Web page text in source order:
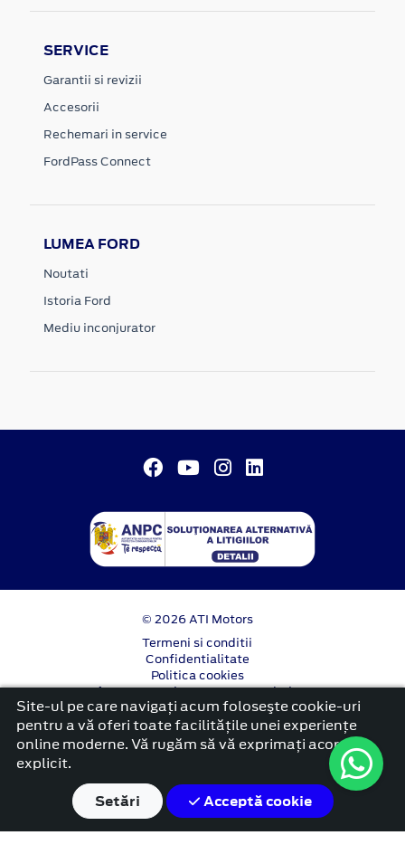
SERVICE
Garantii si revizii
Accesorii
Rechemari in service
FordPass Connect
LUMEA FORD
Noutati
Istoria Ford
Mediu inconjurator
© 2026 ATI Motors
Termeni si conditii
Confidentialitate
Politica cookies
Anunț începere proiect ”PNRR. Fonduri pentru
România modernă și reformată”.
platformă dezvoltată de Workleto
Site-ul pe care navigați acum foloseşte cookie-uri
pentru a vă oferi toate facilitățile unei experiențe
online moderne. Vă rugăm să vă exprimați acordul
explicit.
Setări
Acceptă cookie